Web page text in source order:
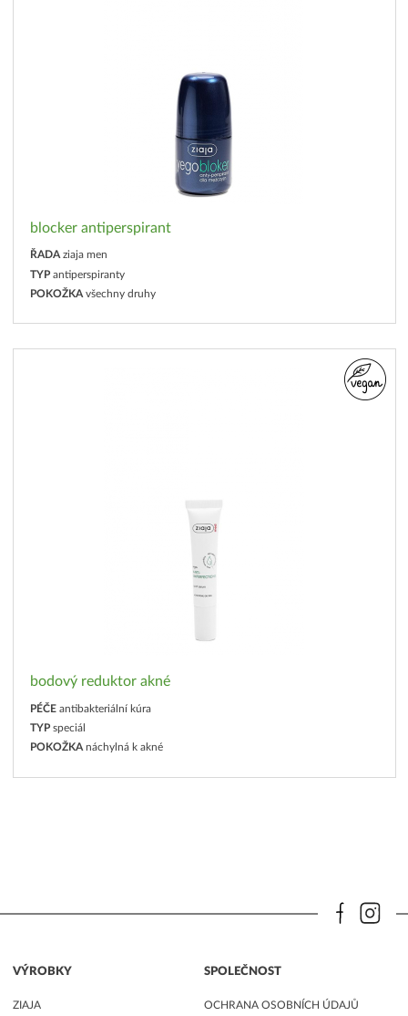
blocker antiperspirant
ŘADA ziaja men
TYP antiperspiranty
POKOŽKA všechny druhy
bodový reduktor akné
PÉČE antibakteriální kúra
TYP speciál
POKOŽKA náchylná k akné
VÝROBKY
ZIAJA
SPOLEČNOST
OCHRANA OSOBNÍCH ÚDAJŮ